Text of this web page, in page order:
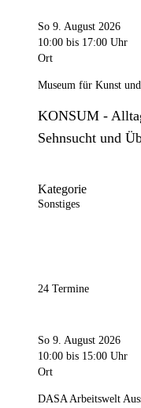
So 9. August 2026
10:00 bis 17:00 Uhr
Ort
Museum für Kunst
KONSUM -
Sehnsucht und
Kategorie
Sonstiges
24 Termine
So 9. August 2026
10:00 bis 15:00 Uhr
Ort
DASA Arbeitswelt